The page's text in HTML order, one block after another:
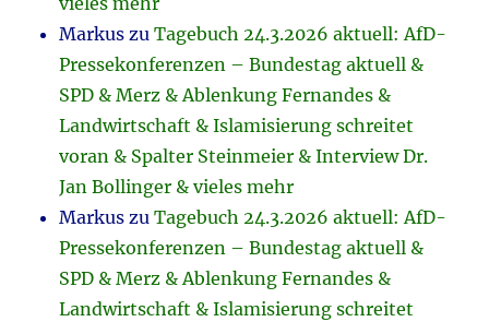
Markus zuTagebuch 24.3.2026 aktuell: AfD-
Pressekonferenzen – Bundestag aktuell &
SPD & Merz & Ablenkung Fernandes &
Landwirtschaft & Islamisierung schreitet
voran & Spalter Steinmeier & Interview Dr.
Jan Bollinger & vieles mehr
Markus zuTagebuch 24.3.2026 aktuell: AfD-
Pressekonferenzen – Bundestag aktuell &
SPD & Merz & Ablenkung Fernandes &
Landwirtschaft & Islamisierung schreitet